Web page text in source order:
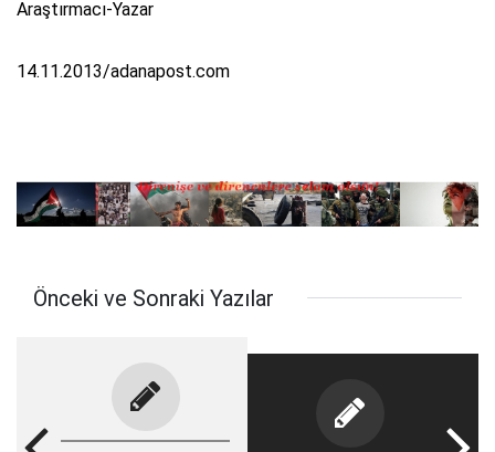
Araştırmacı-Yazar
14.11.2013/adanapost.com
Önceki ve Sonraki Yazılar